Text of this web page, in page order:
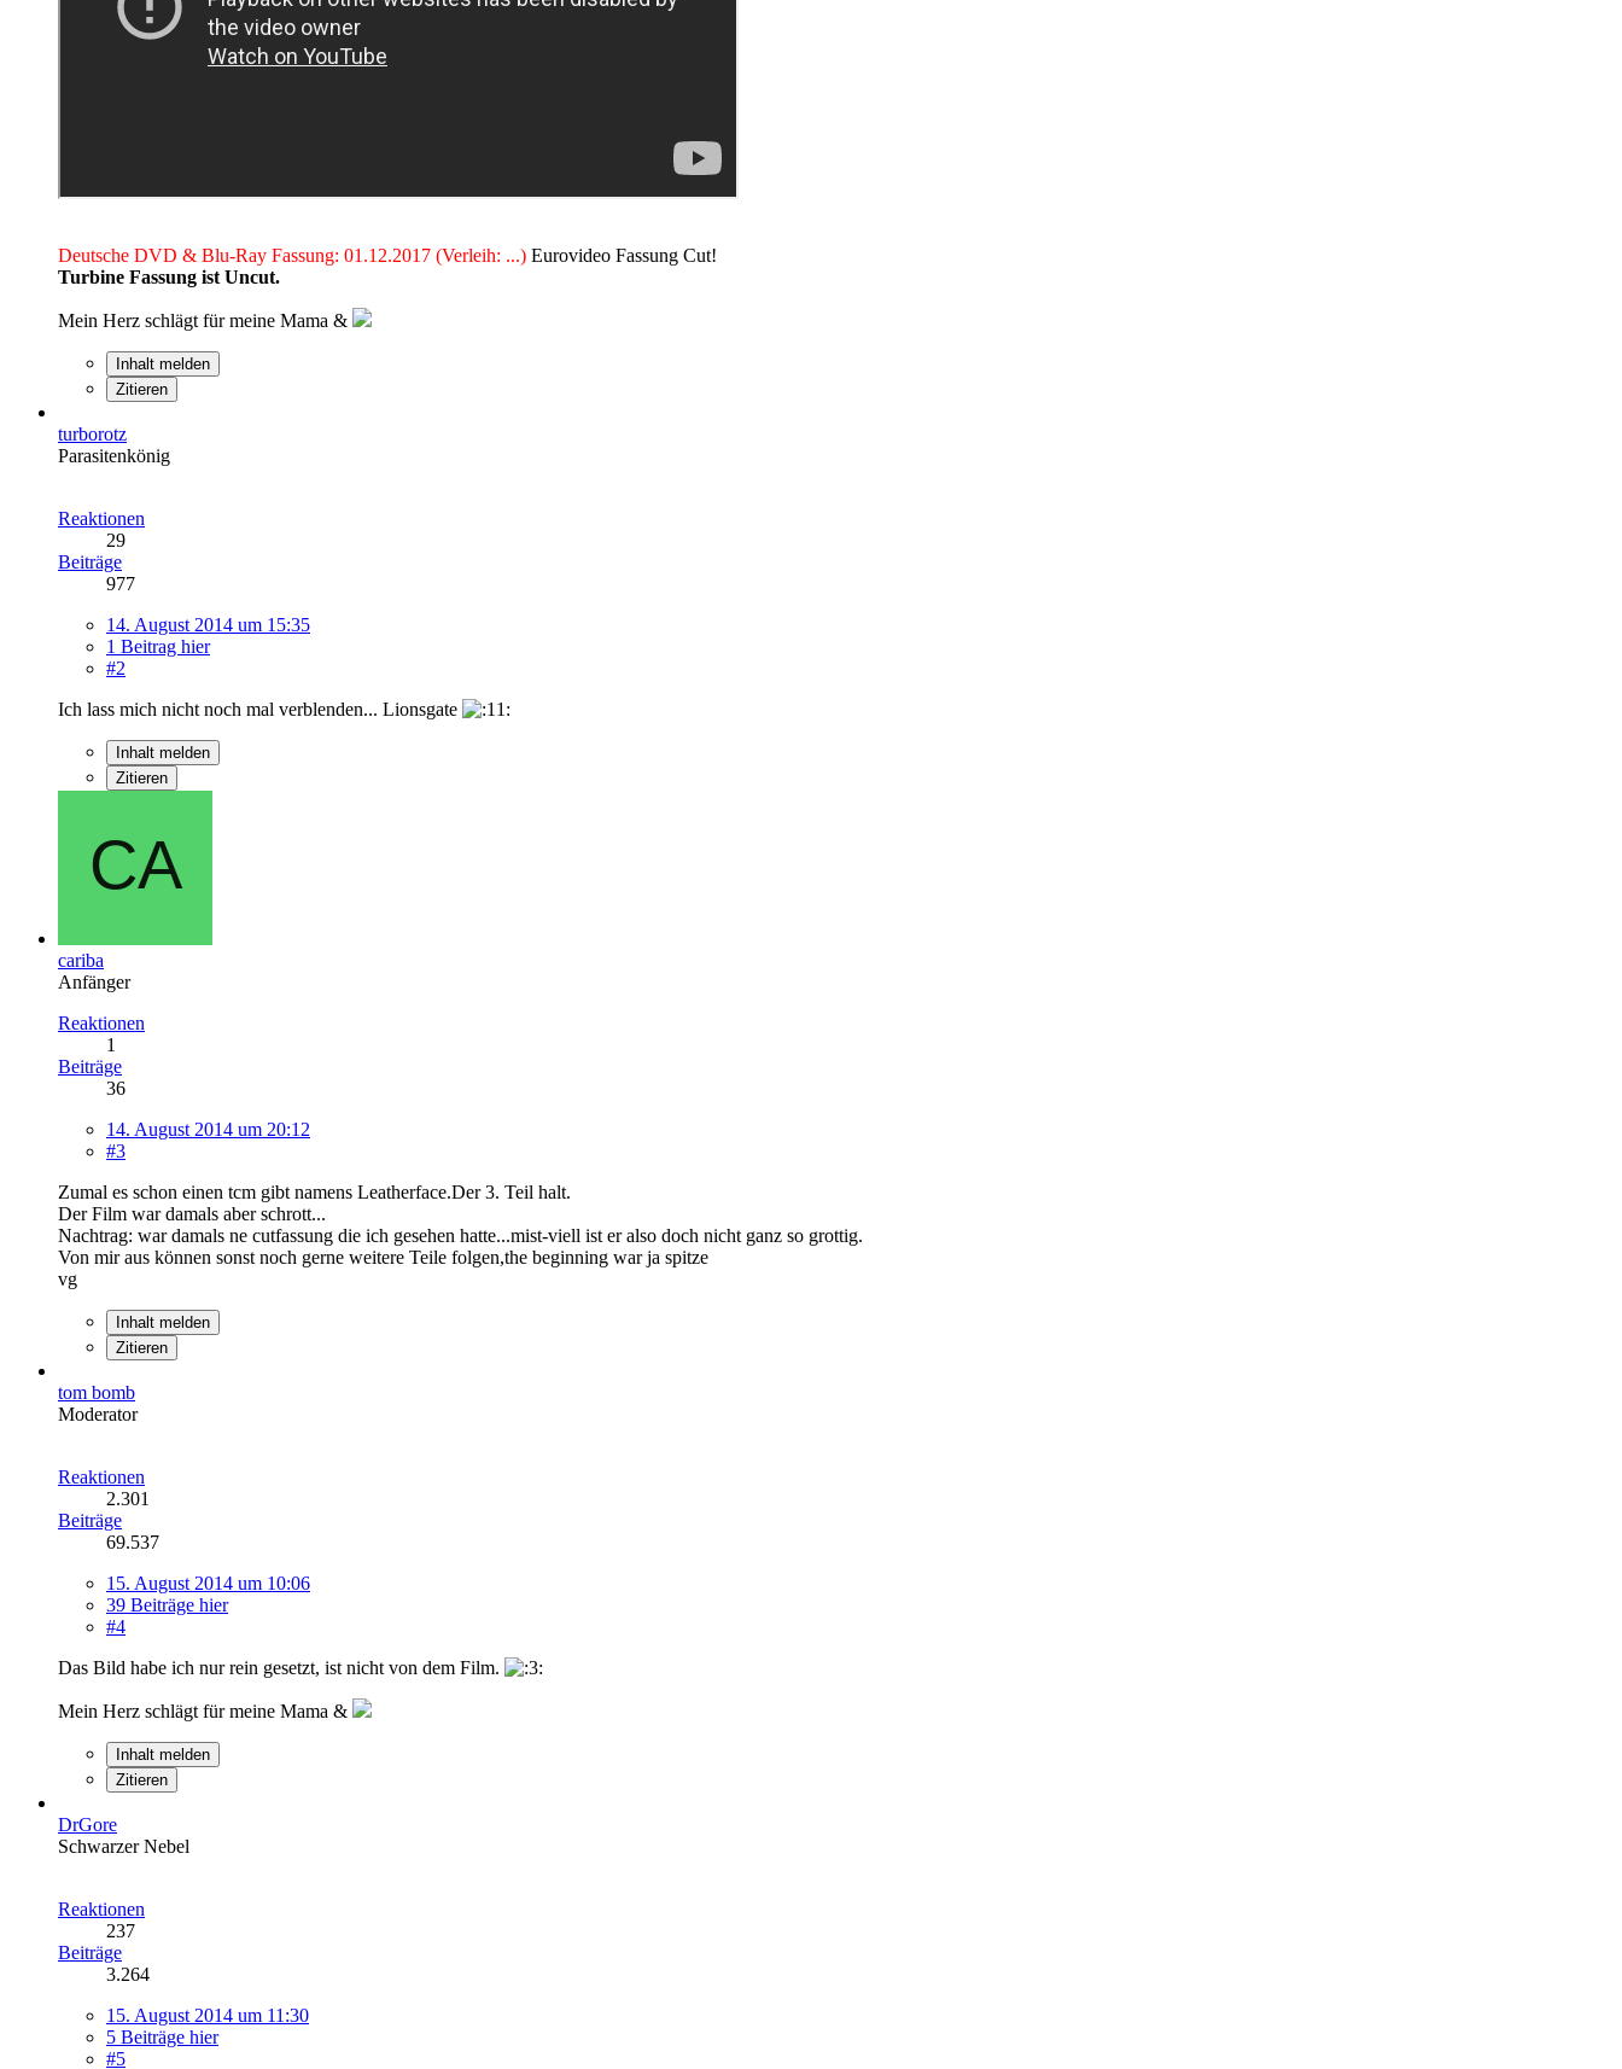
Deutsche DVD & Blu-Ray Fassung: 01.12.2017 (Verleih: ...) Eurovideo Fassung Cut!
Turbine Fassung ist Uncut.
Mein Herz schlägt für meine Mama &
Inhalt melden
Zitieren
turborotz
Parasitenkönig
Reaktionen
29
Beiträge
977
14. August 2014 um 15:35
1 Beitrag hier
#2
Ich lass mich nicht noch mal verblenden... Lionsgate
Inhalt melden
Zitieren
cariba
Anfänger
Reaktionen
1
Beiträge
36
14. August 2014 um 20:12
#3
Zumal es schon einen tcm gibt namens Leatherface.Der 3. Teil halt.
Der Film war damals aber schrott...
Nachtrag: war damals ne cutfassung die ich gesehen hatte...mist-viell ist er also doch nicht ganz so grottig.
Von mir aus können sonst noch gerne weitere Teile folgen,the beginning war ja spitze
vg
Inhalt melden
Zitieren
tom bomb
Moderator
Reaktionen
2.301
Beiträge
69.537
15. August 2014 um 10:06
39 Beiträge hier
#4
Das Bild habe ich nur rein gesetzt, ist nicht von dem Film.
Mein Herz schlägt für meine Mama &
Inhalt melden
Zitieren
DrGore
Schwarzer Nebel
Reaktionen
237
Beiträge
3.264
15. August 2014 um 11:30
5 Beiträge hier
#5